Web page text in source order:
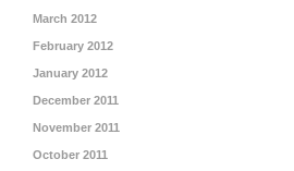
March 2012
February 2012
January 2012
December 2011
November 2011
October 2011